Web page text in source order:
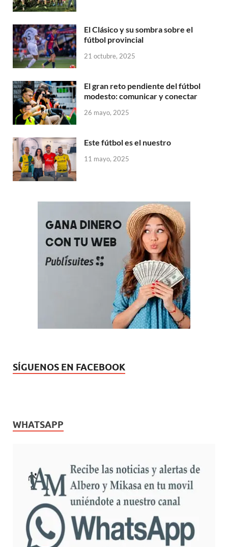
El Clásico y su sombra sobre el
fútbol provincial
21 octubre, 2025
El gran reto pendiente del fútbol
modesto: comunicar y conectar
26 mayo, 2025
Este fútbol es el nuestro
11 mayo, 2025
SÍGUENOS EN FACEBOOK
WHATSAPP